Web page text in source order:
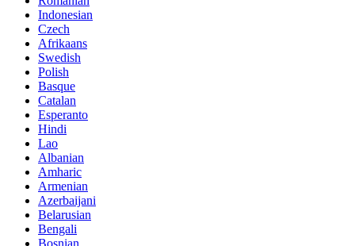
Indonesian
Czech
Afrikaans
Swedish
Polish
Basque
Catalan
Esperanto
Hindi
Lao
Albanian
Amharic
Armenian
Azerbaijani
Belarusian
Bengali
Bosnian